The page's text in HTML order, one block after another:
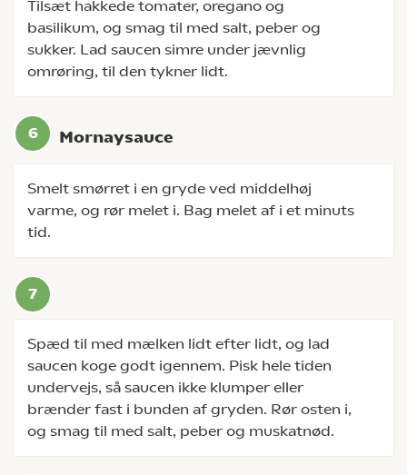
Tilsæt hakkede tomater, oregano og
basilikum, og smag til med salt, peber og
sukker. Lad saucen simre under jævnlig
omrøring, til den tykner lidt.
Mornaysauce
Smelt smørret i en gryde ved middelhøj
varme, og rør melet i. Bag melet af i et minuts
tid.
Spæd til med mælken lidt efter lidt, og lad
saucen koge godt igennem. Pisk hele tiden
undervejs, så saucen ikke klumper eller
brænder fast i bunden af gryden. Rør osten i,
og smag til med salt, peber og muskatnød.